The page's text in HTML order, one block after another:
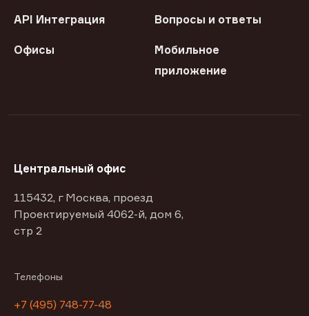
API Интеграция Вопросы и ответы
Офисы
Мобильное
приложение
Центральный офис
115432, г Москва, проезд
Проектируемый 4062-й, дом 6,
стр 2
Телефоны
+7 (495) 748-77-48